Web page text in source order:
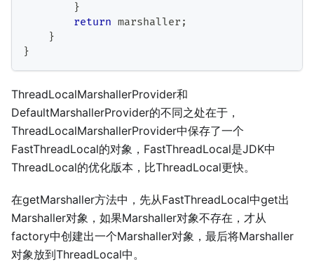
}
return marshaller ;
}
}
ThreadLocalMarshallerProvider和
DefaultMarshallerProvider的不同之处在于，
ThreadLocalMarshallerProvider中保存了一个
FastThreadLocal的对象，FastThreadLocal是JDK中
ThreadLocal的优化版本，比ThreadLocal更快。
在getMarshaller方法中，先从FastThreadLocal中get出
Marshaller对象，如果Marshaller对象不存在，才从
factory中创建出一个Marshaller对象，最后将Marshaller
对象放到ThreadLocal中。